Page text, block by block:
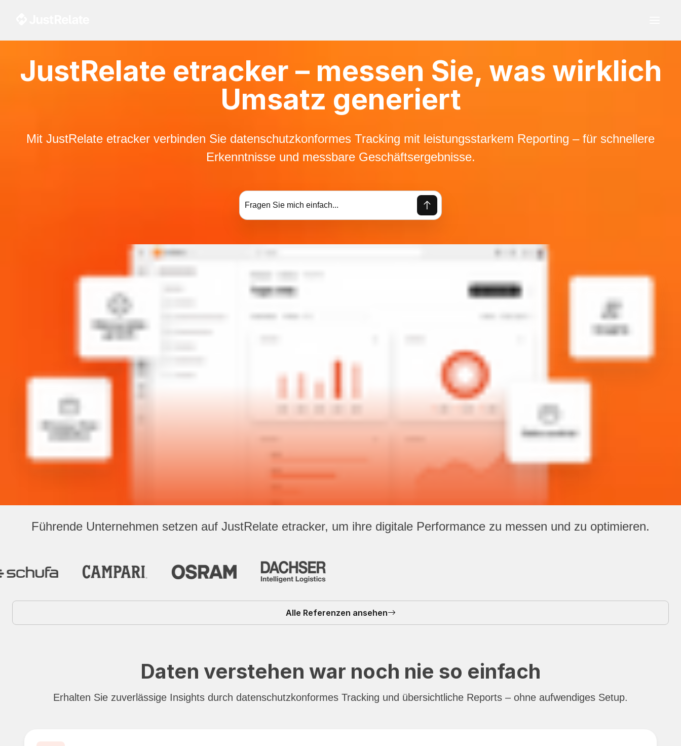
JustRelate etracker – messen Sie, was wirklich
Umsatz generiert
Mit JustRelate etracker verbinden Sie datenschutzkonformes Tracking mit leistungsstarkem Reporting – für schnellere
Erkenntnisse und messbare Geschäftsergebnisse.
Führende Unternehmen setzen auf JustRelate etracker, um ihre digitale Performance zu messen und zu optimieren.
Alle Referenzen ansehen
Daten verstehen war noch nie so einfach
Erhalten Sie zuverlässige Insights durch datenschutzkonformes Tracking und übersichtliche Reports – ohne aufwendiges Setup.